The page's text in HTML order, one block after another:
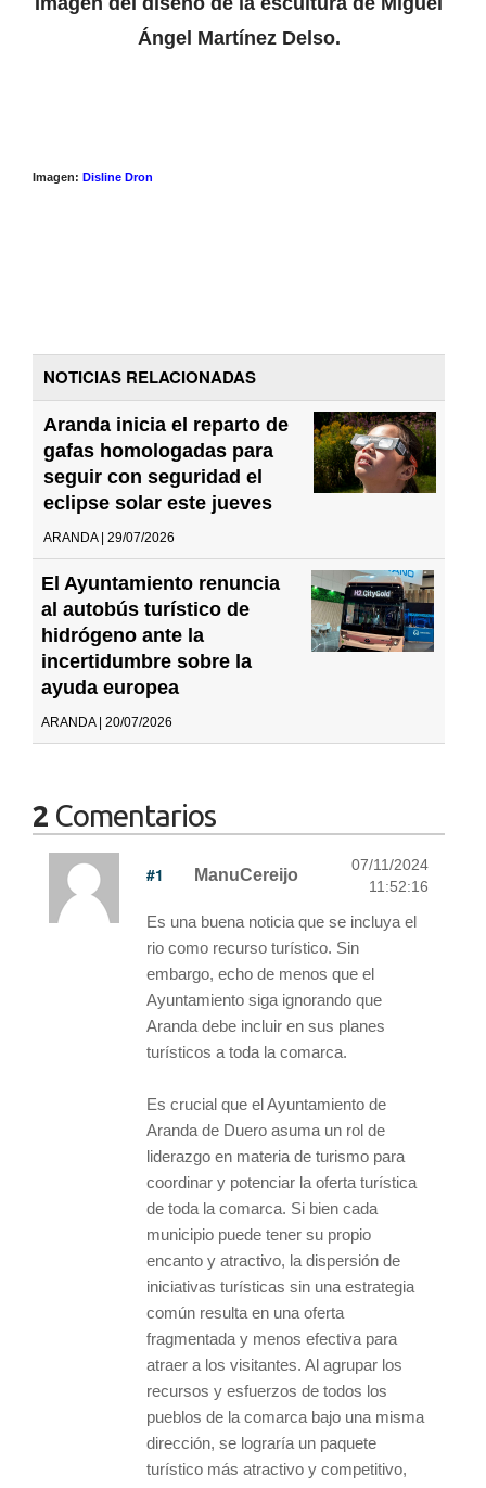
Ángel Martínez Delso.
Imagen: Disline Dron
NOTICIAS RELACIONADAS
Aranda inicia el reparto de
gafas homologadas para
seguir con seguridad el
eclipse solar este jueves
ARANDA | 29/07/2026
El Ayuntamiento renuncia
al autobús turístico de
hidrógeno ante la
incertidumbre sobre la
ayuda europea
ARANDA | 20/07/2026
2 Comentarios
#1 ManuCereijo
07/11/2024
11:52:16
Es una buena noticia que se incluya el
rio como recurso turístico. Sin
embargo, echo de menos que el
Ayuntamiento siga ignorando que
Aranda debe incluir en sus planes
turísticos a toda la comarca.
Es crucial que el Ayuntamiento de
Aranda de Duero asuma un rol de
liderazgo en materia de turismo para
coordinar y potenciar la oferta turística
de toda la comarca. Si bien cada
municipio puede tener su propio
encanto y atractivo, la dispersión de
iniciativas turísticas sin una estrategia
común resulta en una oferta
fragmentada y menos efectiva para
atraer a los visitantes. Al agrupar los
recursos y esfuerzos de todos los
pueblos de la comarca bajo una misma
dirección, se lograría un paquete
turístico más atractivo y competitivo,